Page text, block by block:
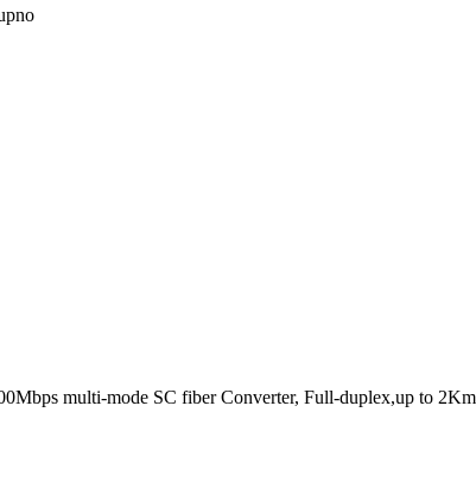
multi-mode SC fiber Converter, Full-duplex,up to